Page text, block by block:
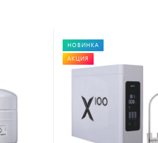
НОВИНКА
АКЦИЯ